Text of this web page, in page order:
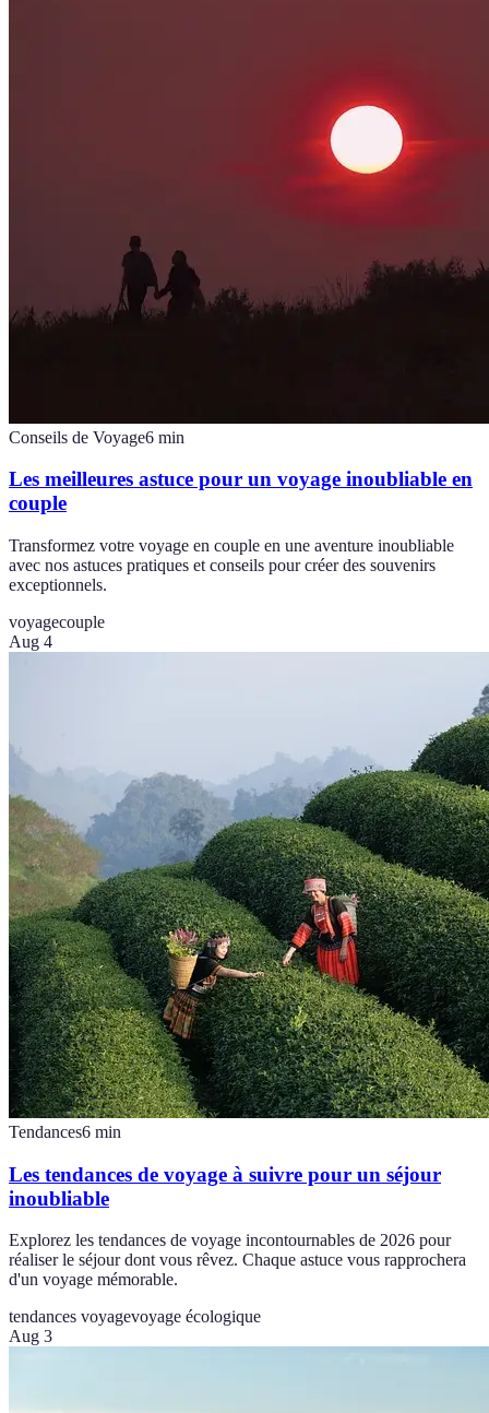
Conseils de Voyage6 min
Les meilleures astuce pour un voyage inoubliable en
couple
Transformez votre voyage en couple en une aventure inoubliable
avec nos astuces pratiques et conseils pour créer des souvenirs
exceptionnels.
voyagecouple
Aug 4
Tendances6 min
Les tendances de voyage à suivre pour un séjour
inoubliable
Explorez les tendances de voyage incontournables de 2026 pour
réaliser le séjour dont vous rêvez. Chaque astuce vous rapprochera
d'un voyage mémorable.
tendances voyagevoyage écologique
Aug 3